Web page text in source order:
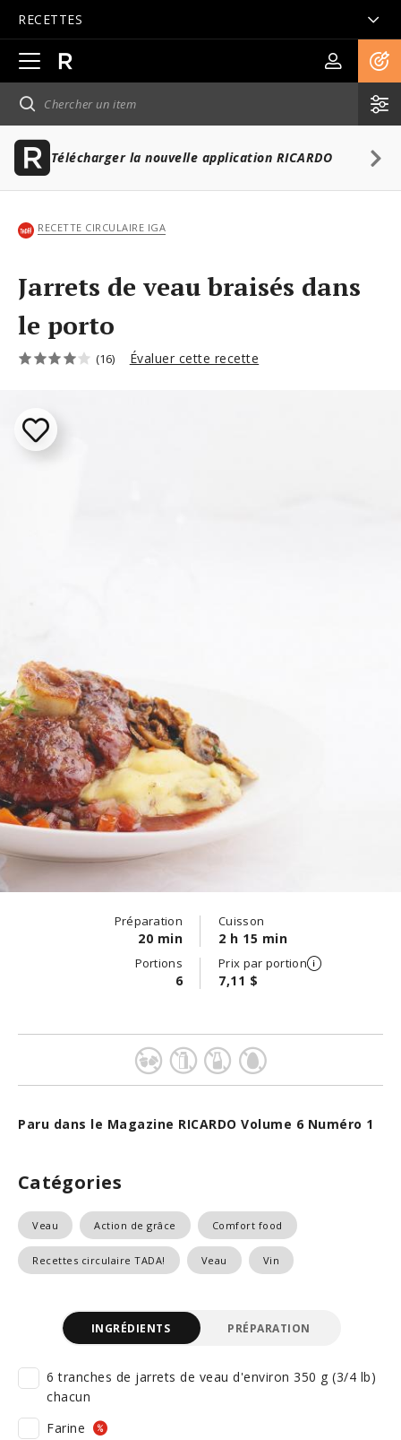
RECETTES
Ouvrir
la
navigation
principale
Télécharger la nouvelle application RICARDO
RECETTE CIRCULAIRE IGA
Jarrets de veau braisés dans
le porto
(16) Évaluer cette recette
Préparation
20 min
Cuisson
2 h 15 min
Portions
6
Prix par portion
7,11 $
Paru dans le Magazine RICARDO Volume 6 Numéro 1
Catégories
Veau Action de grâce Comfort food
Recettes circulaire TADA! Veau Vin
INGRÉDIENTS PRÉPARATION
6 tranches de jarrets de veau d'environ 350 g (3/4 lb)
chacun
Farine